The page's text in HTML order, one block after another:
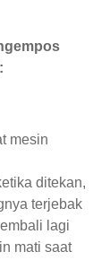
mesin
ditekan,
terjebak
lagi
mati saat